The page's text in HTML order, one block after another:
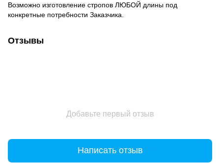
Возможно изготовление стропов ЛЮБОЙ длины под
конкретные потребности Заказчика.
Отзывы
Добавьте первый отзыв
Написать отзыв